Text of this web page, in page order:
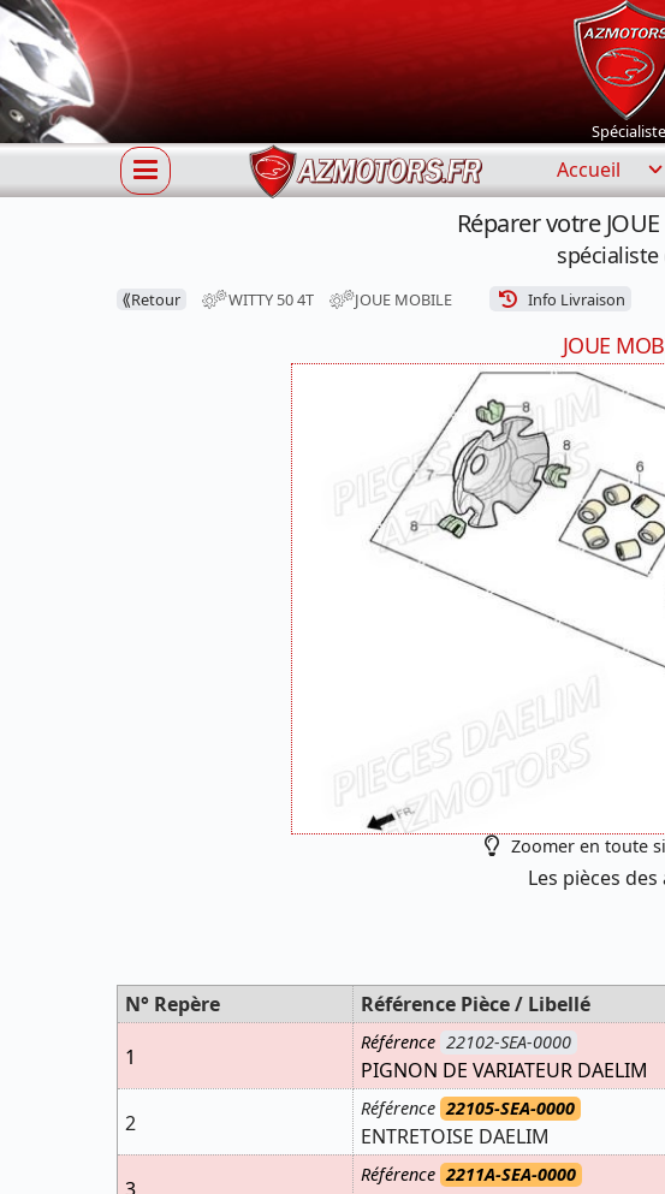
Accueil
Réparer votre
spécialiste
⟪Retour WITTY 50 4T JOUE MOBILE Info Livraison
JOUE
Zoomer en toute
Les pièces
N° Repère Référence Pièce / Libellé
1
Référence 22102-SEA-0000
PIGNON DE VARIATEUR DAELIM
2
Référence 22105-SEA-0000
ENTRETOISE DAELIM
Référence 2211A-SEA-0000